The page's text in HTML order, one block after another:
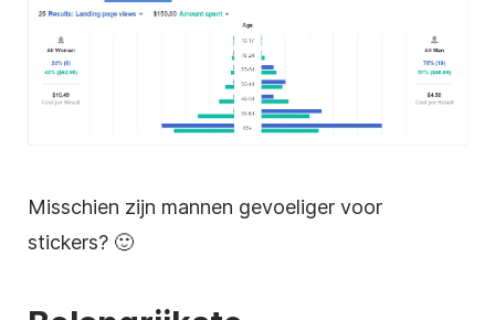
Misschien zijn mannen gevoeliger voor
stickers? 🙂